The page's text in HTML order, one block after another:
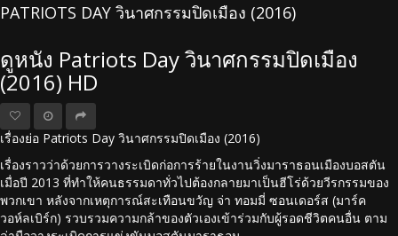
PATRIOTS DAY วินาศกรรมปิดเมือง (2016)
ดูหนัง Patriots Day วินาศกรรมปิดเมือง
(2016) HD
เรื่องย่อ Patriots Day วินาศกรรมปิดเมือง (2016)
เรื่องราวว่าด้วยการวางระเบิดก่อการร้ายในงานวิ่งมาราธอนเมืองบอสตัน
เมื่อปี 2013 ที่ทำให้คนธรรมดาทั่วไปต้องกลายมาเป็นฮีโร่ด้วยวีรกรรมของ
พวกเขา หลังจากเหตุการณ์สะเทือนขวัญ จ่า ทอมมี่ ซอนเดอร์ส (มาร์ค
วอห์ลเบิร์ก) รวบรวมความกล้าของตัวเองเข้าร่วมกับผู้รอดชีวิตคนอื่น ตาม